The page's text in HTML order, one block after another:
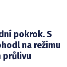
pokrok. S
na režimu
průlivu